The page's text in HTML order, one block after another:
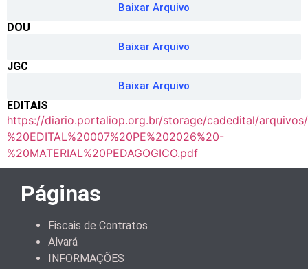
Baixar Arquivo
DOU
Baixar Arquivo
JGC
Baixar Arquivo
EDITAIS
https://diario.portaliop.org.br/storage/cadedital/
%20EDITAL%20007%20PE%202026%20-
%20MATERIAL%20PEDAGOGICO.pdf
Páginas
Fiscais de Contratos
Alvará
INFORMAÇÕES